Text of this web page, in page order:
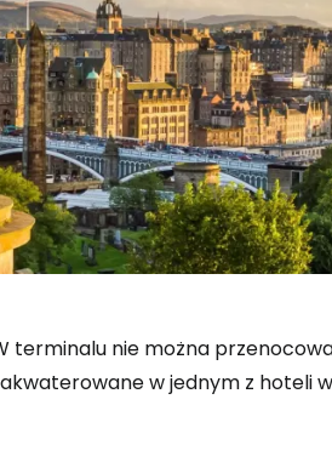
terminalu nie można
w jednym z hoteli